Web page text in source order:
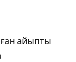
айыпты